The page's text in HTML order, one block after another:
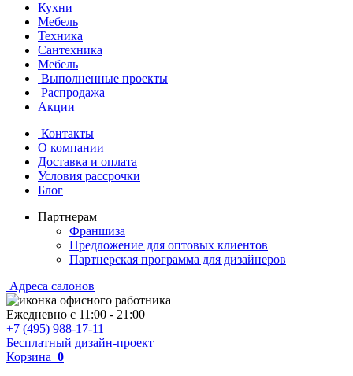
Кухни
Мебель
Техника
Сантехника
Мебель
Выполненные проекты
Распродажа
Акции
Контакты
О компании
Доставка и оплата
Условия рассрочки
Блог
Партнерам
Франшиза
Предложение для оптовых клиентов
Партнерская программа для дизайнеров
Адреса салонов
Ежедневно с 11:00 - 21:00
+7 (495) 988-17-11
Бесплатный дизайн-проект
Корзина 0